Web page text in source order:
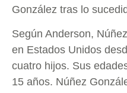
González tras lo
Según Anderson,
en Estados Unidos
cuatro hijos. Sus
15 años. Núñez